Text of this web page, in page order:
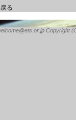
る
Copyright